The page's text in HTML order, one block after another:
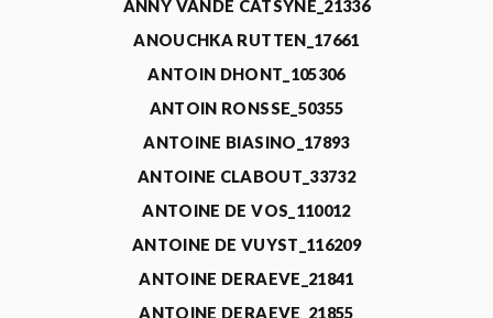
ANNY VANDE CATSYNE_21336
ANOUCHKA RUTTEN_17661
ANTOIN DHONT_105306
ANTOIN RONSSE_50355
ANTOINE BIASINO_17893
ANTOINE CLABOUT_33732
ANTOINE DE VOS_110012
ANTOINE DE VUYST_116209
ANTOINE DERAEVE_21841
ANTOINE DERAEVE_21855